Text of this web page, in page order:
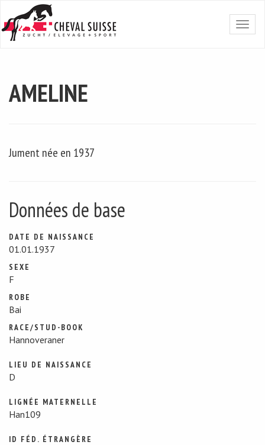
AMELINE
Jument née en 1937
Données de base
DATE DE NAISSANCE
01.01.1937
SEXE
F
ROBE
Bai
RACE/STUD-BOOK
Hannoveraner
LIEU DE NAISSANCE
D
LIGNÉE MATERNELLE
Han109
ID FÉD. ÉTRANGÈRE